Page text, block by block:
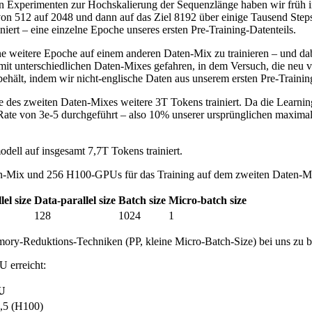
zur Hochskalierung der Sequenzlänge haben wir
512 auf 2048 und dann auf das Ziel 8192 über einige Tausend
– eine einzelne Epoche unseres ersten Pre-Training-Datenteils.
weitere Epoche auf einem anderen Daten-Mix zu trainieren – und
unterschiedlichen Daten-Mixes gefahren, in dem Versuch, die
indem wir nicht-englische Daten aus unserem ersten Pre-
zweiten Daten-Mixes weitere 3T Tokens trainiert. Da die
von 3e-5 durchgeführt – also 10% unserer ursprünglichen
auf insgesamt 7,7T Tokens trainiert.
Mix und 256 H100-GPUs für das Training auf dem zweiten
size Data-parallel size Batch size Micro-batch size
128
1024 1
Reduktions-Techniken (PP, kleine Micro-Batch-Size) bei uns zu
erreicht:
(H100)